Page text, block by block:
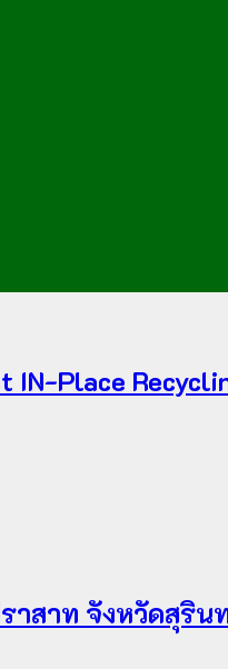
IN-Place
าสาท จังหวัดสุริน